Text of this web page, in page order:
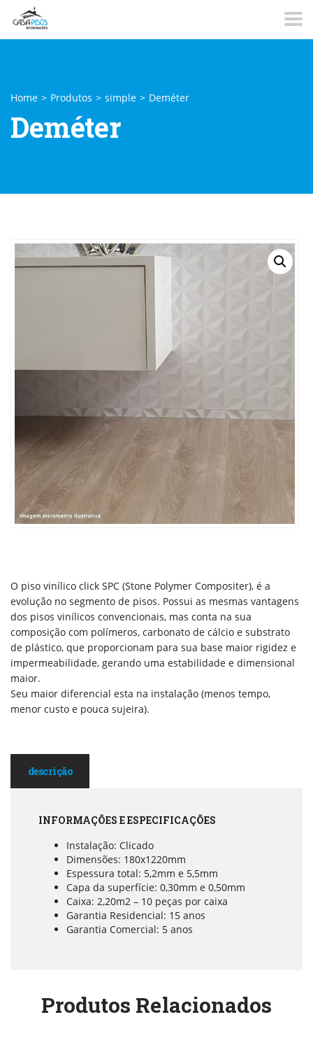
Home > Produtos > simple > Deméter
Deméter
O piso vinílico click SPC (Stone Polymer Compositer), é a
evolução no segmento de pisos. Possui as mesmas vantagens
dos pisos vinílicos convencionais, mas conta na sua
composição com polímeros, carbonato de cálcio e substrato
de plástico, que proporcionam para sua base maior rigidez e
impermeabilidade, gerando uma estabilidade e dimensional
maior.
Seu maior diferencial esta na instalação (menos tempo,
menor custo e pouca sujeira).
descrição
INFORMAÇÕES E ESPECIFICAÇÕES
Instalação: Clicado
Dimensões: 180x1220mm
Espessura total: 5,2mm e 5,5mm
Capa da superfície: 0,30mm e 0,50mm
Caixa: 2,20m2 – 10 peças por caixa
Garantia Residencial: 15 anos
Garantia Comercial: 5 anos
Produtos Relacionados